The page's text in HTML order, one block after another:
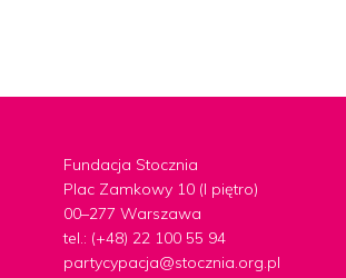
Fundacja Stocznia
Plac Zamkowy 10 (I piętro)
00–277 Warszawa
tel.: (+48) 22 100 55 94
partycypacja@stocznia.org.pl